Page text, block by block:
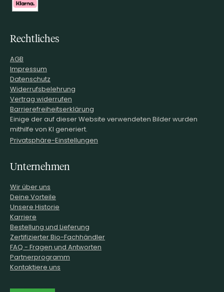
Rechtliches
AGB
Impressum
Datenschutz
Widerrufsbelehrung
Vertrag widerrufen
Barrierefreiheitserklärung
Einige der auf dieser Website verwendeten Bilder wurden
mithilfe von KI generiert.
Privatsphäre-Einstellungen
Unternehmen
Wir über uns
Deine Vorteile
Unsere Historie
Karriere
Bestellung und Lieferung
Zertifizierter Bio-Fachhändler
FAQ - Fragen und Antworten
Partnerprogramm
Kontaktiere uns